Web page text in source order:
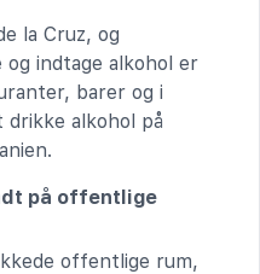
la Cruz, og
indtage alkohol er
barer og i
alkohol på
på offentlige
offentlige rum,